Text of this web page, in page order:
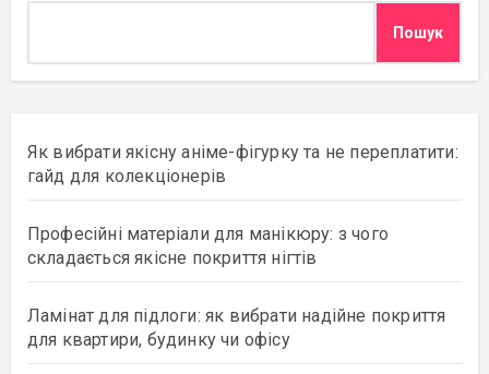
Пошук
Як вибрати якісну аніме-фігурку та не переплатити:
гайд для колекціонерів
Професійні матеріали для манікюру: з чого
складається якісне покриття нігтів
Ламінат для підлоги: як вибрати надійне покриття
для квартири, будинку чи офісу